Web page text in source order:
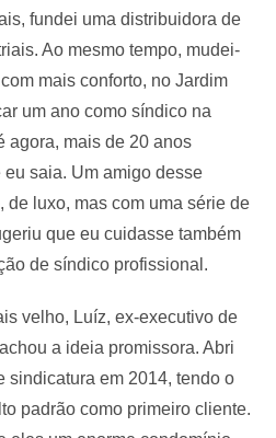
fundei uma distribuidora de
Ao mesmo tempo, mudei-
mais conforto, no Jardim
um ano como síndico na
agora, mais de 20 anos
saia. Um amigo desse
de luxo, mas com uma série de
que eu cuidasse também
de síndico profissional.
velho, Luíz, ex-executivo de
a ideia promissora. Abri
sindicatura em 2014, tendo o
padrão como primeiro cliente.